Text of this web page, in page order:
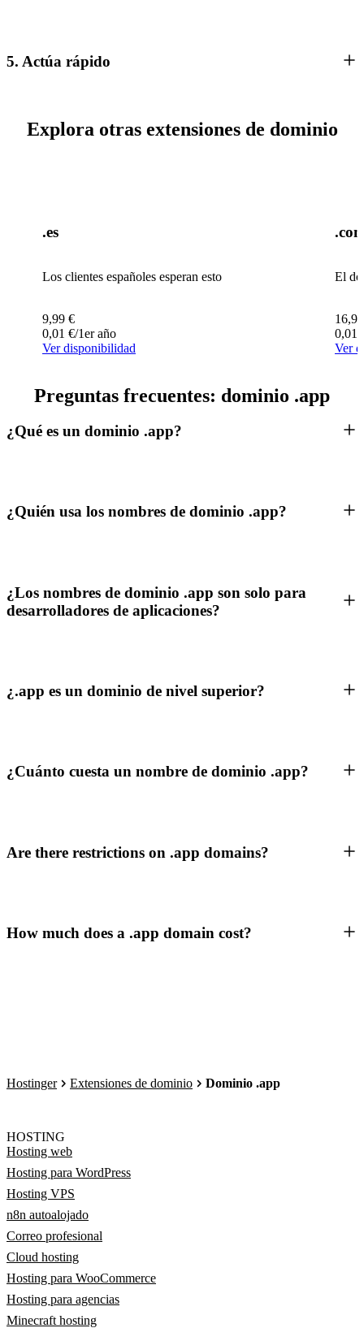
5. Actúa rápido
Explora otras extensiones de dominio
.es
Los clientes españoles esperan esto
9,99 €
0,01 €/1er año
Ver disponibilidad
El
16,99
0,01
Ver
Preguntas frecuentes: dominio .app
¿Qué es un dominio .app?
¿Quién usa los nombres de dominio .app?
¿Los nombres de dominio .app son solo para
desarrolladores de aplicaciones?
¿.app es un dominio de nivel superior?
¿Cuánto cuesta un nombre de dominio .app?
Are there restrictions on .app domains?
How much does a .app domain cost?
Hostinger Extensiones de dominio Dominio .app
HOSTING
Hosting web
Hosting para WordPress
Hosting VPS
n8n autoalojado
Correo profesional
Cloud hosting
Hosting para WooCommerce
Hosting para agencias
Minecraft hosting